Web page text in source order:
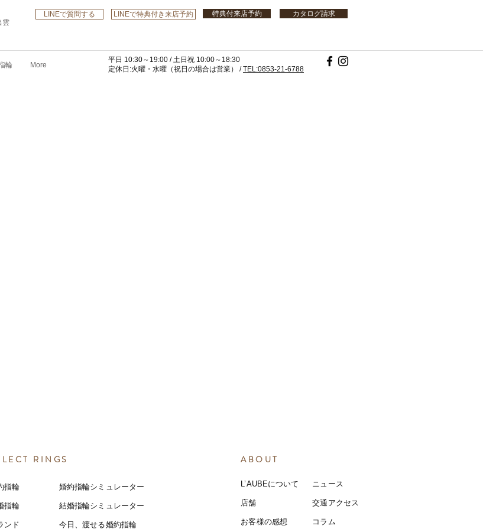
雲
LINEで質問する LINEで特典付き来店予約 特典付来店予約 カタログ請求
輪 More
平日 10:30～19:00 /土日祝 10:00～18:30
​定休日:火曜・水曜 （祝日の場合は営業） /TEL:0853-21-6788
RINGS
指輪
指輪
ンド
婚約指輪シミュレーター
結婚指輪シミ ュ レーター
今日、渡せる婚約指輪
ABOUT
L’AUBEについて
店舗
お客様の感想
​ニュース
​交通アクセス
コラム